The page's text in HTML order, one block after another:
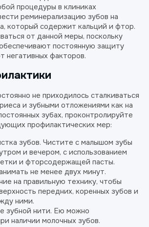
процедуры в клиниках
реминерализацию зубов на
который содержит кальций и фтор.
от данной меры, поскольку
постоянную защиту
негативных факторов.
не приходилось сталкиваться
и зубными отложениями как на
зубах, проконтролируйте
профилактических мер:
зубов. Чистите с малышом зубы
и вечером, с использованием
и фторсодержащей пасты.
не менее двух минут.
на правильную технику, чтобы
передних, коренных зубов и
ними.
зубной нити. Ею можно
наличии молочных зубов.